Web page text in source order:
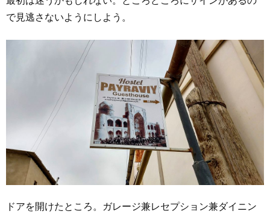
で見逃さないようにしよう。
ドアを開けたところ。ガレージ兼レセプション兼ダイニン